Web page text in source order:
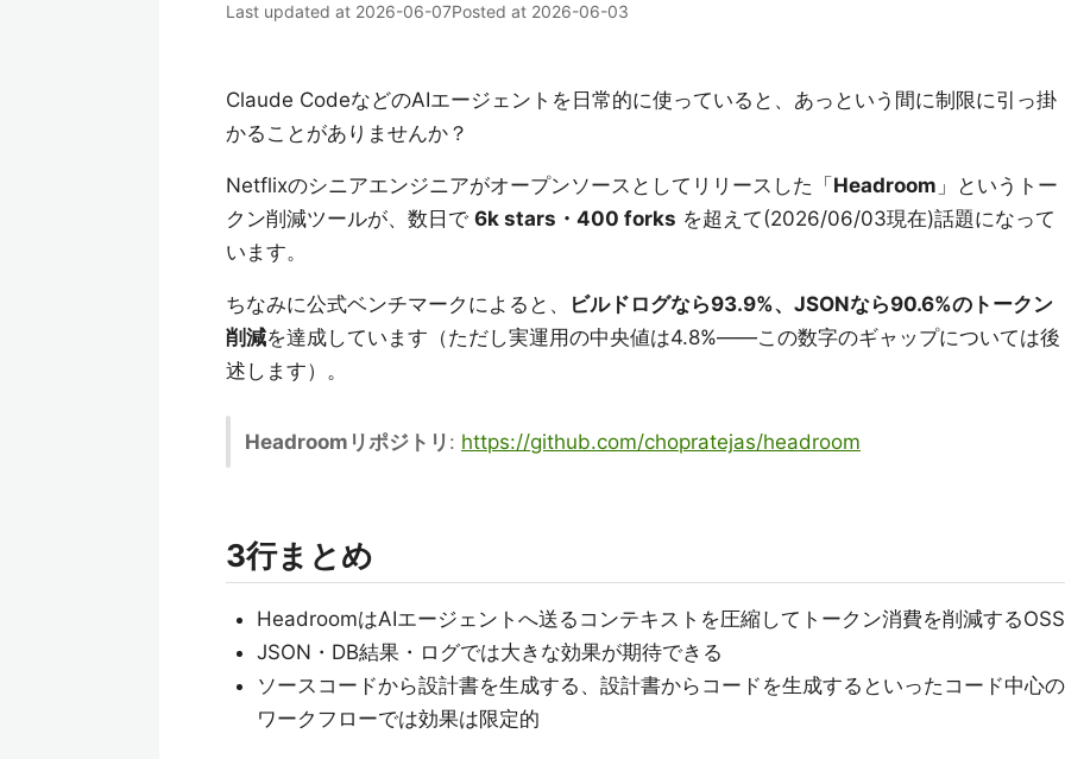
Last updated at 2026-06-07Posted at 2026-06-03
Claude CodeなどのAIエージェントを日常的に使っていると、あっという間に制限に引っ掛
かることがありませんか？
Netflixのシニアエンジニアがオープンソースとしてリリースした「 Headroom 」というトー
クン削減ツールが、数日で 6k stars・400 forks を超えて(2026/06/03現在)話題になって
います。
ちなみに公式ベンチマークによると、
ビルドログなら93.9%、JSONなら90.6%のトークン
削減を達成しています（ただし実運用の中央値は4.8%――この数字のギャップについては後
述します）。
Headroomリポジトリ : https://github.com/chopratejas/headroom
3行まとめ
HeadroomはAIエージェントへ送るコンテキストを圧縮してトークン消費を削減するOSS
JSON・DB結果・ログでは大きな効果が期待できる
ソースコードから設計書を生成する、設計書からコードを生成するといったコード中心の
ワークフローでは効果は限定的